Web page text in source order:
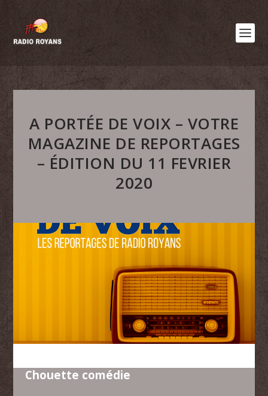
A PORTÉE DE VOIX – VOTRE
MAGAZINE DE REPORTAGES
– ÉDITION DU 11 FEVRIER
2020
Chouette comédie